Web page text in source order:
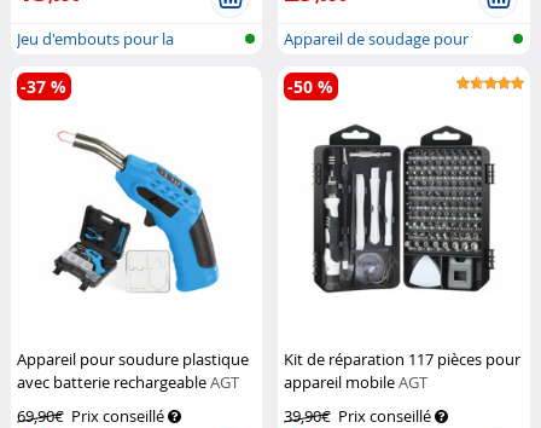
Jeu d'embouts pour la
mécanique de...
Appareil de soudage pour
matières p...
Appareil pour soudure plastique
avec batterie rechargeableAGT
69,90€ Prix conseillé
-37 %
Kit de réparation 117 pièces pour
appareil mobileAGT
39,90€ Prix conseillé
-50 %